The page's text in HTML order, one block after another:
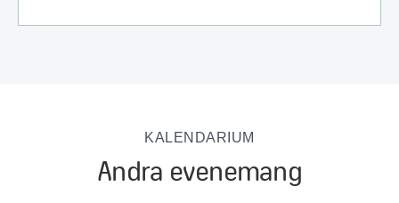
KALENDARIUM
Andra evenemang